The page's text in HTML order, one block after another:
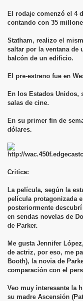
El rodaje comenzó el 4
contando con 35
Statham, realizo el
saltar por la ventana de
balcón de un edificio.
El pre-estreno fue en
En los Estados Unidos,
salas de cine.
En su primer fin de
dólares.
Critica:
La película, según la
película protagonizada
posteriormente
en sendas novelas de
de Parker.
Me gusta Jennifer
de actriz, por eso, me
Booth), la novia de
comparación con el
Veo muy interesante la
su madre Ascensión